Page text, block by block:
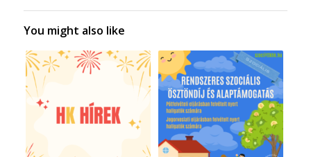
You might also like